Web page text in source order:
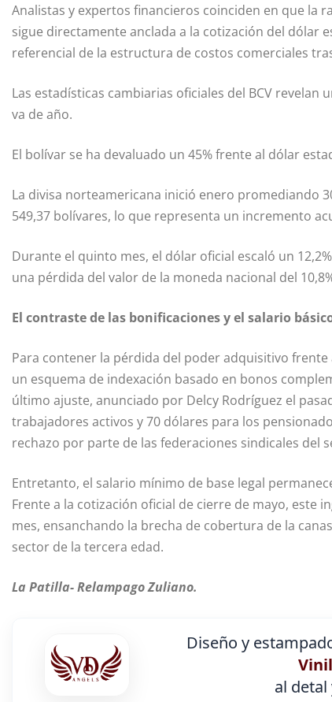
Analistas y expertos financieros coinciden en que la
sigue directamente anclada a la cotización del dólar
referencial de la estructura de costos comerciales
Las estadísticas cambiarias oficiales del BCV
va de año.
El bolívar se ha devaluado un 45% frente al dólar
La divisa norteamericana inició enero promediando
549,37 bolívares, lo que representa un incremento
Durante el quinto mes, el dólar oficial escaló un
una pérdida del valor de la moneda nacional del
El contraste de las bonificaciones y el salario
Para contener la pérdida del poder adquisitivo
un esquema de indexación basado en bonos
último ajuste, anunciado por Delcy Rodríguez el
trabajadores activos y 70 dólares para los
rechazo por parte de las federaciones sindicales del
Entretanto, el salario mínimo de base legal
Frente a la cotización oficial de cierre de mayo, este
mes, ensanchando la brecha de cobertura de la
sector de la tercera edad.
La Patilla- Relampago Zuliano.
Diseño y
al detal